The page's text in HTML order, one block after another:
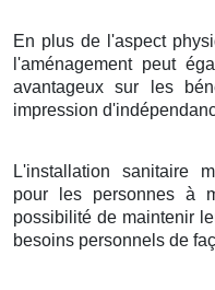
En plus de l'aspect
l'aménagement peut
avantageux sur les
impression
L'installation sanitaire
pour les personnes à
possibilité de maintenir
besoins personnels de